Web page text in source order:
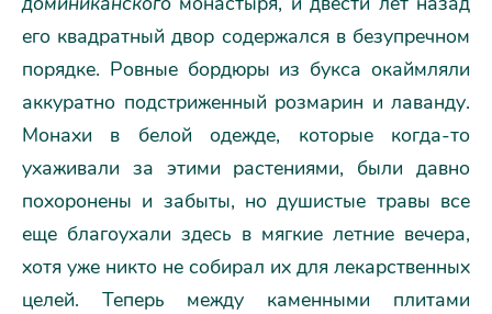
его квадратный двор содержался в безупречном
порядке. Ровные бордюры из букса окаймляли
аккуратно подстриженный розмарин и лаванду.
Монахи в белой одежде, которые когда-то
ухаживали за этими растениями, были давно
похоронены и забыты, но душистые травы все
еще благоухали здесь в мягкие летние вечера,
хотя уже никто не собирал их для лекарственных
целей. Теперь между каменными плитами